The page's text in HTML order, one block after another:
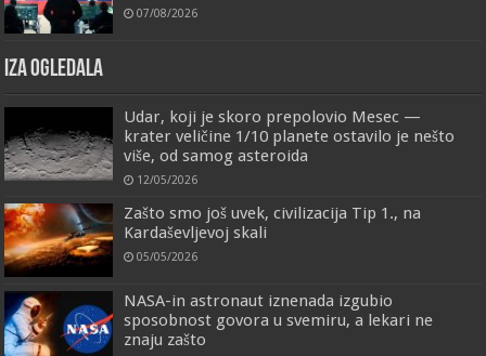
07/08/2026
IZA OGLEDALA
Udar, koji je skoro prepolovio Mesec —
krater veličine 1/10 planete ostavilo je nešto
više, od samog asteroida
12/05/2026
Zašto smo još uvek, civilizacija Tip 1., na
Kardaševljevoj skali
05/05/2026
NASA-in astronaut iznenada izgubio
sposobnost govora u svemiru, a lekari ne
znaju zašto